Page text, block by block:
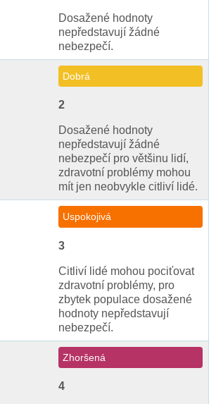
Dosažené hodnoty
nepředstavují žádné
nebezpečí.
Dobrá
2
Dosažené hodnoty
nepředstavují žádné
nebezpečí pro většinu lidí,
zdravotní problémy mohou
mít jen neobvykle citliví lidé.
Uspokojivá
3
Citliví lidé mohou pociťovat
zdravotní problémy, pro
zbytek populace dosažené
hodnoty nepředstavují
nebezpečí.
Zhoršená
4